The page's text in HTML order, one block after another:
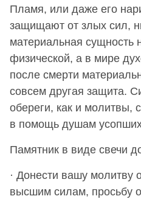
Пламя, или даже его
защищают от злых сил,
материальная сущность
физической, а в мире
после смерти
совсем другая защита.
обереги, как и
в помощь душам
Памятник в виде свечи
· Донести вашу молитву
высшим силам, просьбу